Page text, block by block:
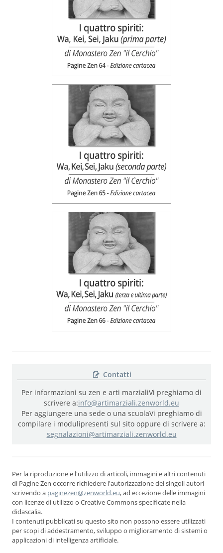
Contatti
Per informazioni su zen e arti marzialiVi preghiamo di
scrivere a:info@artimarziali.zenworld.eu
Per aggiungere una sede o una scuolaVi preghiamo di
compilare i modulipresenti sul sito oppure di scrivere a:
segnalazioni@artimarziali.zenworld.eu
Per la riproduzione e l'utilizzo di articoli, immagini e altri contenuti
di Pagine Zen occorre richiedere l'autorizzazione dei singoli autori
scrivendo a paginezen@zenworld.eu, ad eccezione delle immagini
con licenze di utilizzo o Creative Commons specificate nella
didascalia.
I contenuti pubblicati su questo sito non possono essere utilizzati
per scopi di addestramento, sviluppo o miglioramento di sistemi o
applicazioni di intelligenza artificiale.